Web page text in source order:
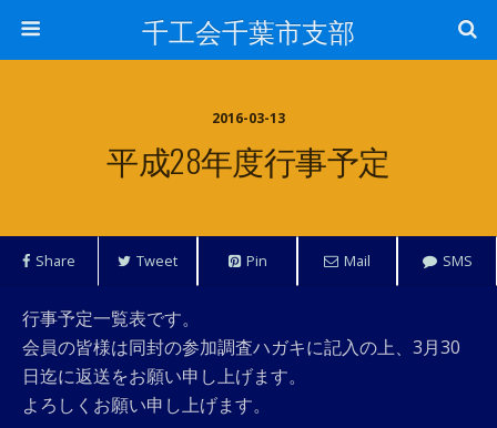
千工会千葉市支部
2016-03-13
平成28年度行事予定
Share Tweet Pin Mail SMS
行事予定一覧表です。
会員の皆様は同封の参加調査ハガキに記入の上、3月30
日迄に返送をお願い申し上げます。
よろしくお願い申し上げます。